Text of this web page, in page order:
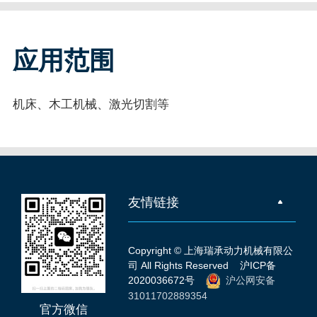
应用范围
机床、木工机械、激光切割等
官方微信
友情链接
Copyright © 上海瑞承动力机械有限公
司 All Rights Reserved沪ICP备
2020036672号
沪公网安备
31011702889354